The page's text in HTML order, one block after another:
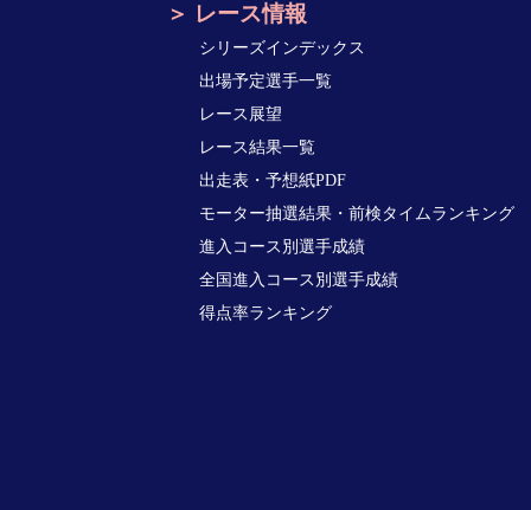
レース情報
シリーズインデックス
出場予定選手一覧
レース展望
レース結果一覧
出走表・予想紙PDF
モーター抽選結果・前検タイムランキング
進入コース別選手成績
全国進入コース別選手成績
得点率ランキング